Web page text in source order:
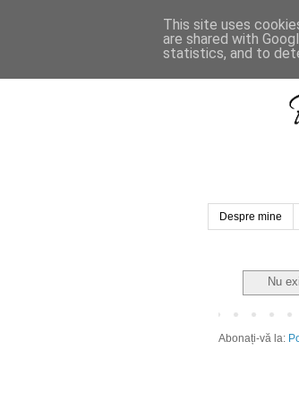
Despre mine
Nu
Abonați-vă la:
This site uses
are shared with
statistics, and to